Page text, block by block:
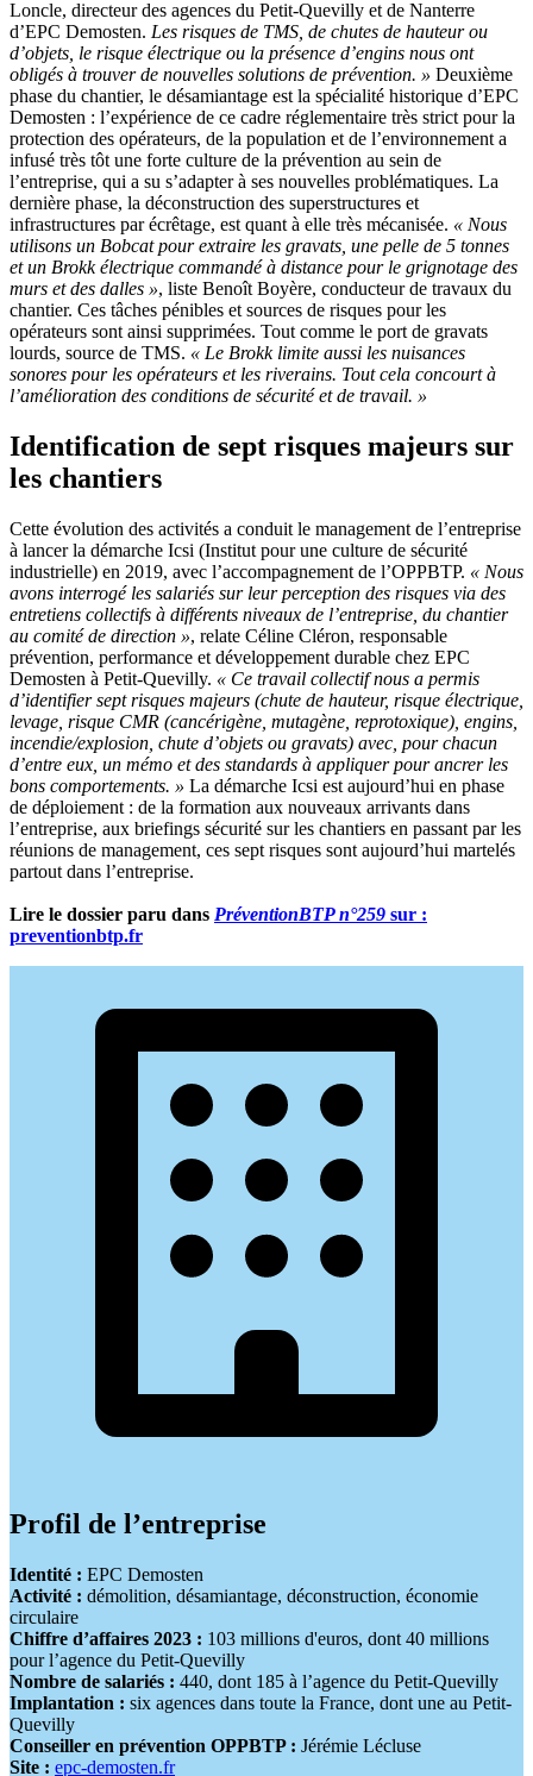
Loncle, directeur des agences du Petit-Quevilly et de Nanterre
d’EPC Demosten. Les risques de TMS, de chutes de hauteur ou
d’objets, le risque électrique ou la présence d’engins nous ont
obligés à trouver de nouvelles solutions de prévention. » Deuxième
phase du chantier, le désamiantage est la spécialité historique d’EPC
Demosten : l’expérience de ce cadre réglementaire très strict pour la
protection des opérateurs, de la population et de l’environnement a
infusé très tôt une forte culture de la prévention au sein de
l’entreprise, qui a su s’adapter à ses nouvelles problématiques. La
dernière phase, la déconstruction des superstructures et
infrastructures par écrêtage, est quant à elle très mécanisée. « Nous
utilisons un Bobcat pour extraire les gravats, une pelle de 5 tonnes
et un Brokk électrique commandé à distance pour le grignotage des
murs et des dalles », liste Benoît Boyère, conducteur de travaux du
chantier. Ces tâches pénibles et sources de risques pour les
opérateurs sont ainsi supprimées. Tout comme le port de gravats
lourds, source de TMS. « Le Brokk limite aussi les nuisances
sonores pour les opérateurs et les riverains. Tout cela concourt à
l’amélioration des conditions de sécurité et de travail. »
Identification de sept risques majeurs sur
les chantiers
Cette évolution des activités a conduit le management de l’entreprise
à lancer la démarche Icsi (Institut pour une culture de sécurité
industrielle) en 2019, avec l’accompagnement de l’OPPBTP. « Nous
avons interrogé les salariés sur leur perception des risques via des
entretiens collectifs à différents niveaux de l’entreprise, du chantier
au comité de direction », relate Céline Cléron, responsable
prévention, performance et développement durable chez EPC
Demosten à Petit-Quevilly. « Ce travail collectif nous a permis
d’identifier sept risques majeurs (chute de hauteur, risque électrique,
levage, risque CMR (cancérigène, mutagène, reprotoxique), engins,
incendie/explosion, chute d’objets ou gravats) avec, pour chacun
d’entre eux, un mémo et des standards à appliquer pour ancrer les
bons comportements. » La démarche Icsi est aujourd’hui en phase
de déploiement : de la formation aux nouveaux arrivants dans
l’entreprise, aux briefings sécurité sur les chantiers en passant par les
réunions de management, ces sept risques sont aujourd’hui martelés
partout dans l’entreprise.
Lire le dossier paru dans PréventionBTP n°259 sur :
preventionbtp.fr
Profil de l’entreprise
Identité : EPC Demosten
Activité : démolition, désamiantage, déconstruction, économie
circulaire
Chiffre d’affaires 2023 : 103 millions d'euros, dont 40 millions
pour l’agence du Petit-Quevilly
Nombre de salariés : 440, dont 185 à l’agence du Petit-Quevilly
Implantation : six agences dans toute la France, dont une au Petit-
Quevilly
Conseiller en prévention OPPBTP : Jérémie Lécluse
Site : epc-demosten.fr